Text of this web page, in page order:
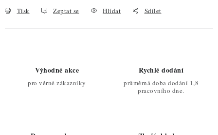
Tisk Zeptat se Hlídat Sdílet
Výhodné akce
pro věrné zákazníky
Rychlé dodání
průměrná doba dodání 1,8
pracovního dne.